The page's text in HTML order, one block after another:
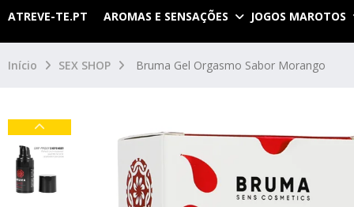
ATREVE-TE.PT AROMAS E SENSAÇÕES JOGOS MAROTOS
Início SEX SHOP Bruma Gel Orgasmo Sabor Morango